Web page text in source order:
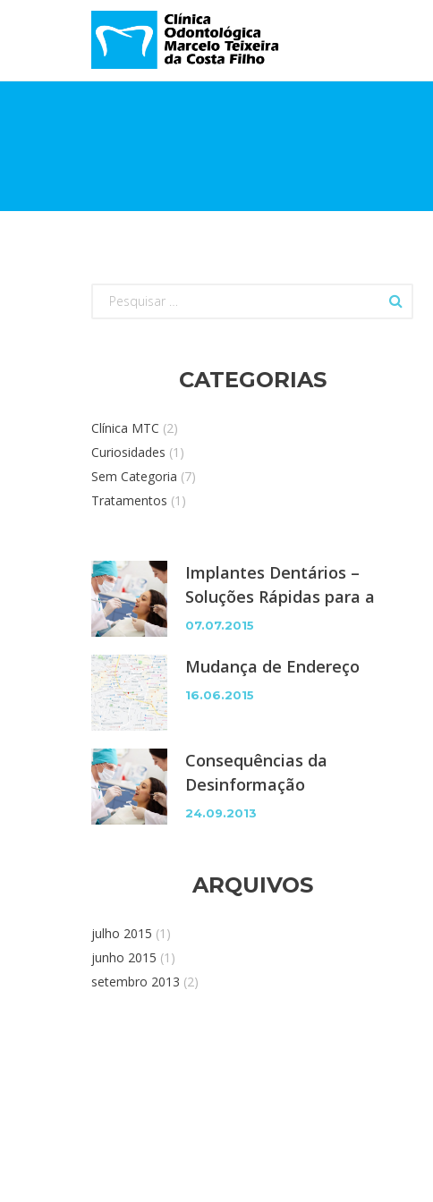
Pesquisar
CATEGORIAS
Clínica MTC (2)
Curiosidades (1)
Sem Categoria (7)
Tratamentos (1)
Implantes Dentários –
Soluções Rápidas para a
Perda ou Ausência de
07.07.2015
Mudança de Endereço
16.06.2015
Consequências da
Desinformação
24.09.2013
ARQUIVOS
julho 2015 (1)
junho 2015 (1)
setembro 2013 (2)